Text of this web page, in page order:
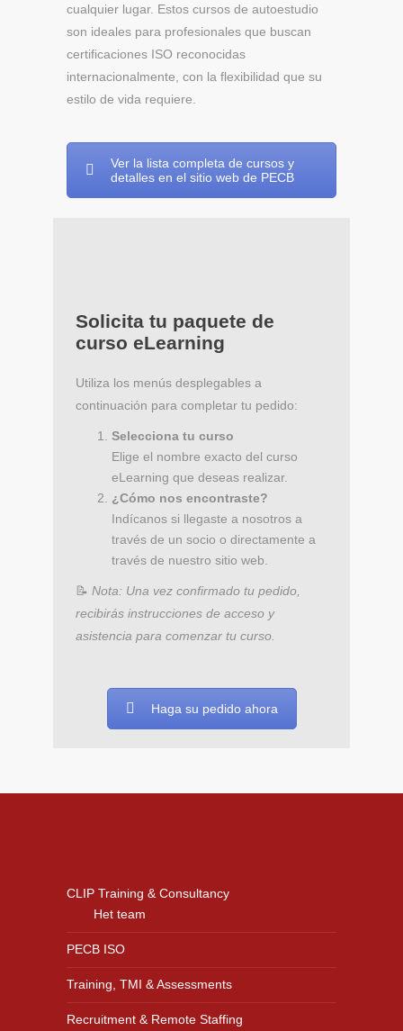
cualquier lugar. Estos cursos de autoestudio
son ideales para profesionales que buscan
certificaciones ISO reconocidas
internacionalmente, con la flexibilidad que su
estilo de vida requiere.
Ver la lista completa de cursos y
detalles en el sitio web de PECB
Solicita tu paquete de
curso eLearning
Utiliza los menús desplegables a
continuación para completar tu pedido:
Selecciona tu curso
Elige el nombre exacto del curso
eLearning que deseas realizar.
¿Cómo nos encontraste?
Indícanos si llegaste a nosotros a
través de un socio o directamente a
través de nuestro sitio web.
📝 Nota: Una vez confirmado tu pedido,
recibirás instrucciones de acceso y
asistencia para comenzar tu curso.
Haga su pedido ahora
CLIP Training & Consultancy
Het team
PECB ISO
Training, TMI & Assessments
Recruitment & Remote Staffing